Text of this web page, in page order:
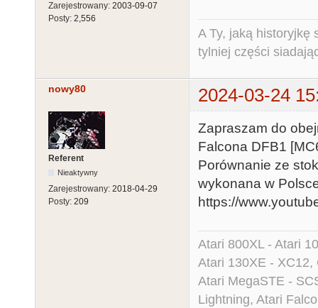
Zarejestrowany: 2003-09-07
Posty: 2,556
A Ty, jaką historyjkę
tylniej części
nowy80 2024-03-24
Referent
Nieaktywny
Zarejestrowany: 2018-04-29
Posty: 209
Zapraszam do
Falcona DFB1
Porównanie ze
wykonana w
https://
Atari 800XL - Atari
Atari 130XE - XC12,
Atari MegaSTE -
Lightning, Atari